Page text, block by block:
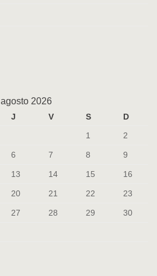
agosto 2026
J V S
D
1
2
6 7 8 9
13 14 15 16
20 21 22 23
27 28 29 30